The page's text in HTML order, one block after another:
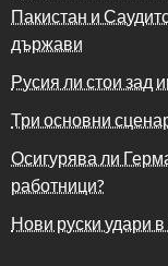
Пакистан и
държави
Русия ли стои зад
Три основни
Осигурява ли
работници?
Нови руски удари